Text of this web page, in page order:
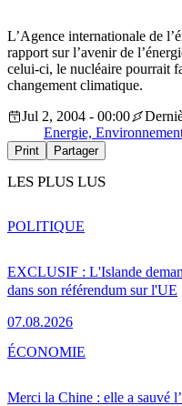
L’Agence internationale de
rapport sur l’avenir de
celui-ci, le nucléaire pourrait
changement climatique.
Jul 2, 2004 - 00:00
Energie,
Print Partager
LES PLUS LUS
EXCLUSIF : L'Islande
dans son référendum sur l'UE
07.08.2026
POLITIQUE
Merci la Chine : elle a sauvé
ÉCONOMIE